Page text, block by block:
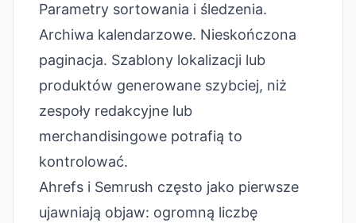
Parametry sortowania i śledzenia.
Archiwa kalendarzowe. Nieskończona
paginacja. Szablony lokalizacji lub
produktów generowane szybciej, niż
zespoły redakcyjne lub
merchandisingowe potrafią to
kontrolować.
Ahrefs i Semrush często jako pierwsze
ujawniają objaw: ogromną liczbę